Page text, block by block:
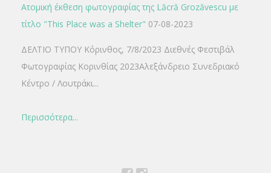
Ατομική έκθεση φωτογραφίας της Lăcră Grozăvescu με
τίτλο "This Place was a Shelter" 07-08-2023
ΔΕΛΤΙΟ ΤΥΠΟΥ Κόρινθος, 7/8/2023 Διεθνές Φεστιβάλ
Φωτογραφίας Κορινθίας 2023Αλεξάνδρειο Συνεδριακό
Κέντρο / Λουτράκι...
Περισσότερα...